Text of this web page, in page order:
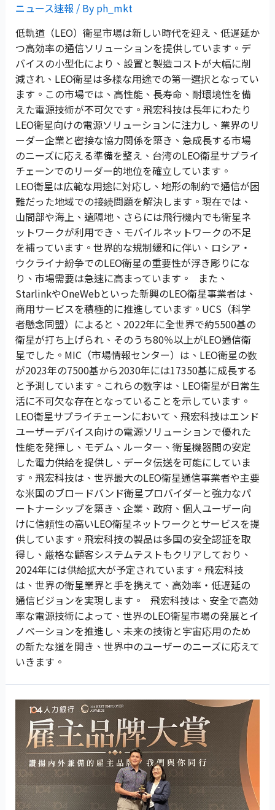
ニュース速報 / By ph_mkt
低軌道（LEO）衛星市場は新しい時代を迎え、低遅延か
つ高効率の通信ソリューションを提供しています。デ
バイスの小型化により、設置と製造コストが大幅に削
減され、LEO衛星は多様な用途での第一選択となってい
ます。この市場では、高性能、長寿命、耐環境性を備
えた電源技術が不可欠です。飛宏科技は長年にわたり
LEO衛星向けの電源ソリューションに注力し、業界のリ
ーダー企業と密接な協力関係を築き、急成長する市場
のニーズに応える準備を整え、台湾のLEO衛星サプライ
チェーンでのリーダー的地位を確立しています。
LEO衛星は広範な用途に対応し、地形の制約で通信が困
難だった地域での接続問題を解決します。現在では、
山間部や海上、遠隔地、さらには飛行機内でも衛星ネ
ットワークが利用でき、モバイルネットワークの不足
を補っています。世界的な規制緩和に伴い、ロシア・
ウクライナ紛争でのLEO衛星の重要性が浮き彫りにな
り、市場需要は急速に高まっています。 また、
StarlinkやOneWebといった新興のLEO衛星事業者は、
商用サービスを積極的に推進しています。UCS（科学
者懸念同盟）によると、2022年に全世界で約5500基の
衛星が打ち上げられ、そのうち80％以上がLEO通信衛
星でした。MIC（市場情報センター）は、LEO衛星の数
が2023年の7500基から2030年には17350基に成長する
と予測しています。これらの数字は、LEO衛星が日常生
活に不可欠な存在となっていることを示しています。
LEO衛星サプライチェーンにおいて、飛宏科技はエンド
ユーザーデバイス向けの電源ソリューションで優れた
性能を発揮し、モデム、ルーター、衛星機器間の安定
した電力供給を提供し、データ伝送を可能にしていま
す。飛宏科技は、世界最大のLEO衛星通信事業者や主要
な米国のブロードバンド衛星プロバイダーと強力なパ
ートナーシップを築き、企業、政府、個人ユーザー向
けに信頼性の高いLEO衛星ネットワークとサービスを提
供しています。飛宏科技の製品は多国の安全認証を取
得し、厳格な顧客システムテストもクリアしており、
2024年には供給拡大が予定されています。飛宏科技
は、世界の衛星業界と手を携えて、高効率・低遅延の
通信ビジョンを実現します。 飛宏科技は、安全で高効
率な電源技術によって、世界のLEO衛星市場の発展とイ
ノベーションを推進し、未来の技術と宇宙応用のため
の新たな道を開き、世界中のユーザーのニーズに応えて
いきます。